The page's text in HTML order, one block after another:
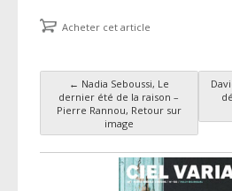
Acheter cet article
Navigation des
← Nadia Seboussi, Le
dernier été de la raison –
Pierre Rannou, Retour sur
image